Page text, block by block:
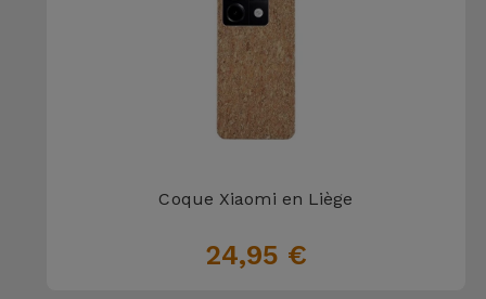
Coque Xiaomi en Liège
24,95 €